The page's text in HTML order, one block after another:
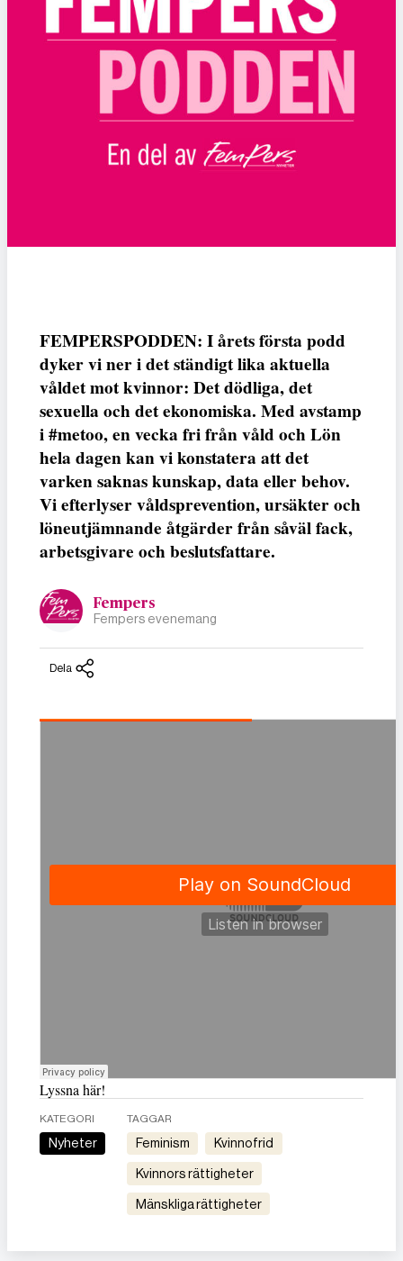
FEMPERSPODDEN: I årets första podd
dyker vi ner i det ständigt lika aktuella
våldet mot kvinnor: Det dödliga, det
sexuella och det ekonomiska. Med avstamp
i #metoo, en vecka fri från våld och Lön
hela dagen kan vi konstatera att det
varken saknas kunskap, data eller behov.
Vi efterlyser våldsprevention, ursäkter och
löneutjämnande åtgärder från såväl fack,
arbetsgivare och beslutsfattare.
Fempers
Fempers evenemang
Dela
Lyssna här!
KATEGORI
Nyheter
TAGGAR
feminism kvinnofrid
kvinnors rättigheter
mänskliga rättigheter